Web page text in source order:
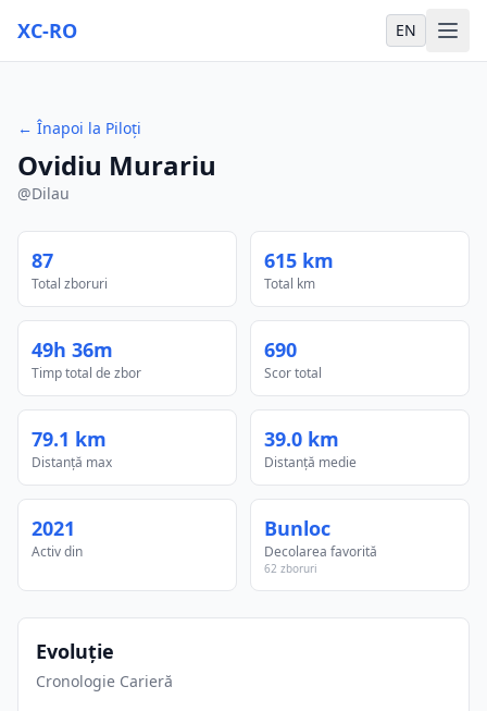
XC-RO EN
← Înapoi la Piloți
Ovidiu Murariu
@Dilau
87
Total zboruri
615 km
Total km
49h 36m
Timp total de zbor
690
Scor total
79.1 km
Distanță max
39.0 km
Distanță medie
2021
Activ din
Bunloc
Decolarea favorită
62 zboruri
Evoluție
Cronologie Carieră